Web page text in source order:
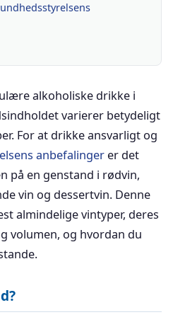
alkoholiske drikke i
varierer betydeligt
For at drikke ansvarligt og
anbefalinger er det
på en genstand i rødvin,
vin og dessertvin. Denne
almindelige vintyper, deres
volumen, og hvordan du